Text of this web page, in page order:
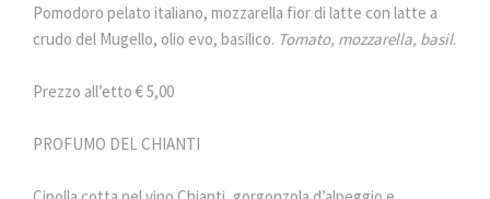
Pomodoro pelato italiano, mozzarella fior di latte con latte a
crudo del Mugello, olio evo, basilico. Tomato, mozzarella, basil.
Prezzo all’etto € 5,00
PROFUMO DEL CHIANTI